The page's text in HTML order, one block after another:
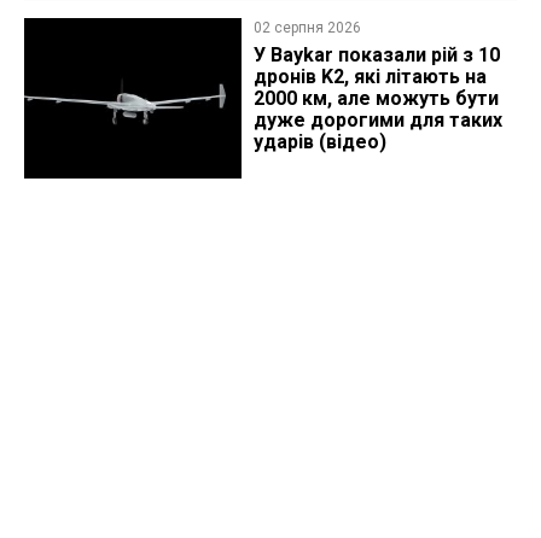
02 серпня 2026
У Baykar показали рій з 10
дронів K2, які літають на
2000 км, але можуть бути
дуже дорогими для таких
ударів (відео)